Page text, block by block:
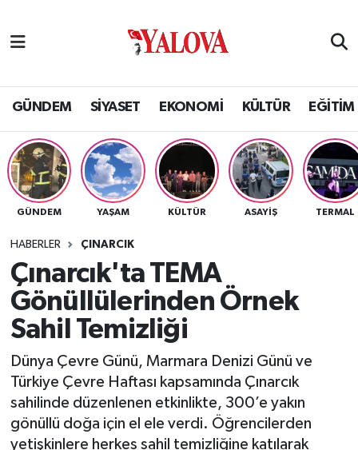
GÜNDEM SİYASET EKONOMİ KÜLTÜR EĞİTİM
GÜNDEM YAŞAM KÜLTÜR ASAYİŞ TERMAL
HABERLER ÇINARCIK
Çınarcık'ta TEMA
Gönüllülerinden Örnek
Sahil Temizliği
Dünya Çevre Günü, Marmara Denizi Günü ve
Türkiye Çevre Haftası kapsamında Çınarcık
sahilinde düzenlenen etkinlikte, 300’e yakın
gönüllü doğa için el ele verdi. Öğrencilerden
yetişkinlere herkes sahil temizliğine katılarak
SİYASET
EKONOMİ
KÜLTÜR
BİLİM VE TEKNOLOJİ
ASAYİŞ
SPOR
ULUSAL
Yalova Nöbetçi Eczaneler
Yalova Hava Durumu
Yalova Namaz Vakitleri
Yalova Trafik Yoğunluk Haritası
Tüm Manşetler
Son Dakika Haberleri